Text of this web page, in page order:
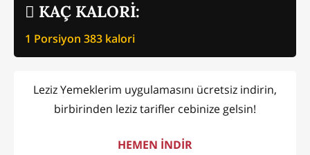
KAÇ KALORİ:
1 Porsiyon 383 kalori
Leziz Yemeklerim uygulamasını ücretsiz indirin,
birbirinden leziz tarifler cebinize gelsin!
HEMEN İNDİR